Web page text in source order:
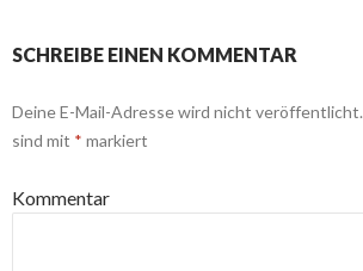
SCHREIBE EINEN KOMMENTAR
Deine E-Mail-Adresse wird nicht veröffentlicht.
sind mit * markiert
Kommentar